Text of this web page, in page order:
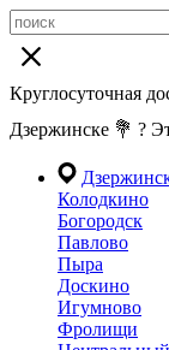
Круглосуточная
Дзержинске 💐 ?
Колодкино
Богородск
Павлово
Пыра
Доскино
Игумново
Фролищи